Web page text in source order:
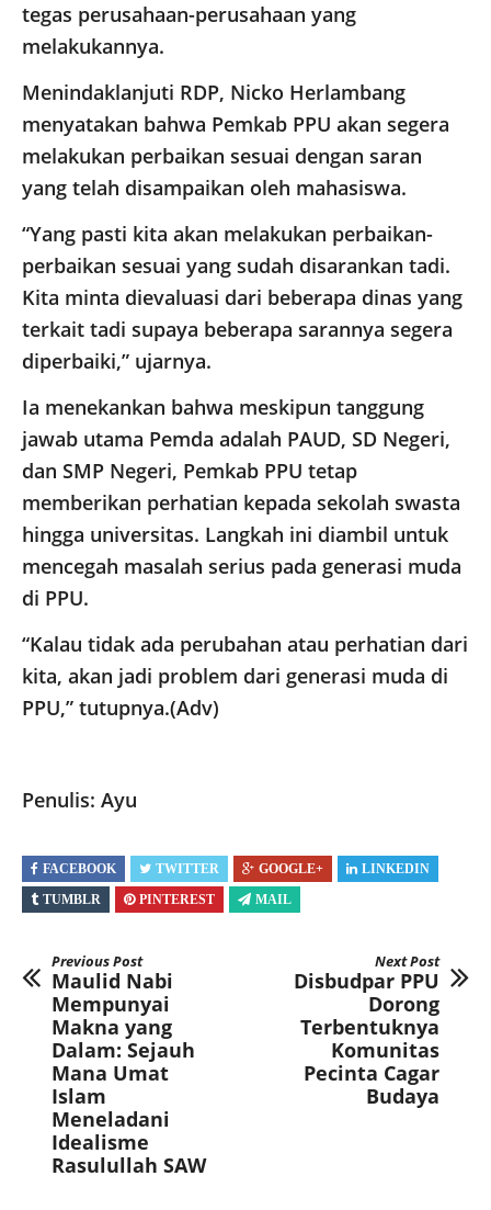
tegas perusahaan-perusahaan yang
melakukannya.
Menindaklanjuti RDP, Nicko Herlambang
menyatakan bahwa Pemkab PPU akan segera
melakukan perbaikan sesuai dengan saran
yang telah disampaikan oleh mahasiswa.
“Yang pasti kita akan melakukan perbaikan-
perbaikan sesuai yang sudah disarankan tadi.
Kita minta dievaluasi dari beberapa dinas yang
terkait tadi supaya beberapa sarannya segera
diperbaiki,” ujarnya.
Ia menekankan bahwa meskipun tanggung
jawab utama Pemda adalah PAUD, SD Negeri,
dan SMP Negeri, Pemkab PPU tetap
memberikan perhatian kepada sekolah swasta
hingga universitas. Langkah ini diambil untuk
mencegah masalah serius pada generasi muda
di PPU.
“Kalau tidak ada perubahan atau perhatian dari
kita, akan jadi problem dari generasi muda di
PPU,” tutupnya.(Adv)
Penulis: Ayu
FACEBOOK TWITTER GOOGLE+
LINKEDIN
TUMBLR
PINTEREST MAIL
Previous Post
Maulid Nabi
Mempunyai
Makna yang
Dalam: Sejauh
Mana Umat
Islam
Meneladani
Idealisme
Rasulullah SAW
Next Post
Disbudpar PPU
Dorong
Terbentuknya
Komunitas
Pecinta Cagar
Budaya